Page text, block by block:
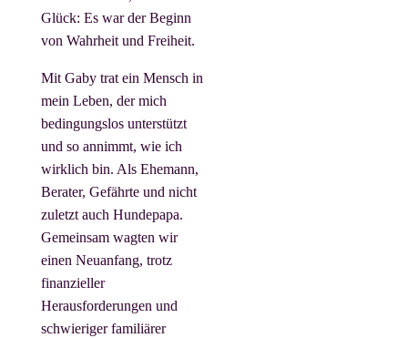
Glück: Es war der Beginn
von Wahrheit und Freiheit.
Mit Gaby trat ein Mensch in
mein Leben, der mich
bedingungslos unterstützt
und so annimmt, wie ich
wirklich bin. Als Ehemann,
Berater, Gefährte und nicht
zuletzt auch Hundepapa.
Gemeinsam wagten wir
einen Neuanfang, trotz
finanzieller
Herausforderungen und
schwieriger familiärer